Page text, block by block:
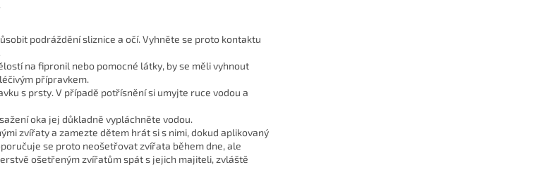
podráždění sliznice a očí. Vyhněte se proto kontaktu
na fipronil nebo pomocné látky, by se měli vyhnout
přípravkem.
s prsty. V případě potřísnění si umyjte ruce vodou a
oka jej důkladně vypláchněte vodou.
zvířaty a zamezte dětem hrát si s nimi, dokud aplikovaný
se proto neošetřovat zvířata během dne, ale
ošetřeným zvířatům spát s jejich majiteli, zvláště